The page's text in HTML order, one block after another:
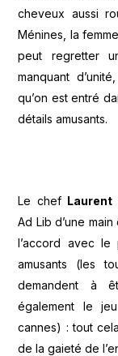
cheveux aussi
Ménines, la
peut regretter
manquant
qu’on est entré
détails amusants.
Le chef Laurent
Ad Lib d’une
l’accord avec
amusants (les
demandent à
également le
cannes) : tout
de la gaieté de